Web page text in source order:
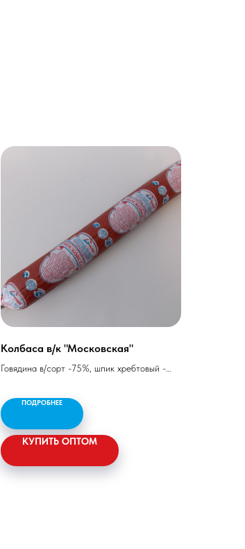
Колбаса в/к "Московская"
Говядина в/сорт -75%, шпик хребтовый -
Белок - 17 гр, жир - 39 гр,
калорийность - 419 ккал/1754 кДж
ПОДРОБНЕЕ
КУПИТЬ ОПТОМ